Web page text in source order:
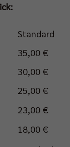
Standard
35,00 €
30,00 €
25,00 €
23,00 €
18,00 €